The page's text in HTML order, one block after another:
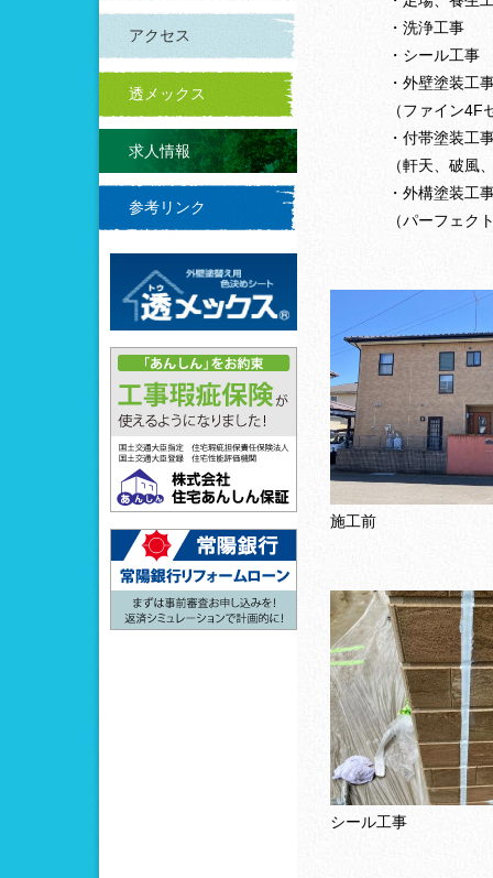
アクセス
透メックス
求人情報
参考リンク
・洗浄工事
・シール工事
・外壁塗装工
（ファイン
・付帯塗装工
（軒天、破風
・外構塗装工
（パーフェク
施工前
シール工事